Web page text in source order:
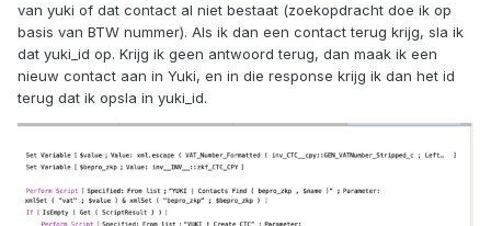
van yuki of dat contact al niet bestaat (zoekopdracht doe ik op
basis van BTW nummer). Als ik dan een contact terug krijg, sla ik
dat yuki_id op. Krijg ik geen antwoord terug, dan maak ik een
nieuw contact aan in Yuki, en in die response krijg ik dan het id
terug dat ik opsla in yuki_id.